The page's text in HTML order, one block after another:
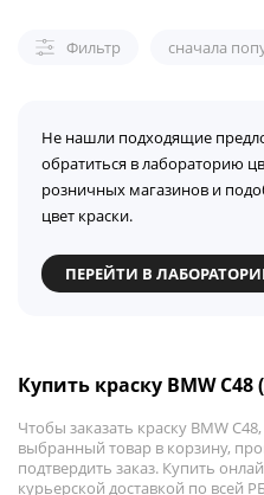
Фильтр сначала
Не нашли подходящие
обратиться в лабораторию
розничных магазинов и
цвет краски.
ПЕРЕЙТИ В
Купить краску BMW
Чтобы заказать краску BMW
выбранный товар в корзину,
подтвердить заказ. Купить
курьерской доставкой по всей